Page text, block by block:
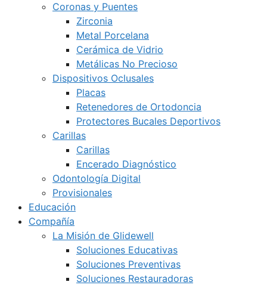
Coronas y Puentes
Zirconia
Metal Porcelana
Cerámica de Vidrio
Metálicas No Precioso
Dispositivos Oclusales
Placas
Retenedores de Ortodoncia
Protectores Bucales Deportivos
Carillas
Carillas
Encerado Diagnóstico
Odontología Digital
Provisionales
Educación
Compañía
La Misión de Glidewell
Soluciones Educativas
Soluciones Preventivas
Soluciones Restauradoras